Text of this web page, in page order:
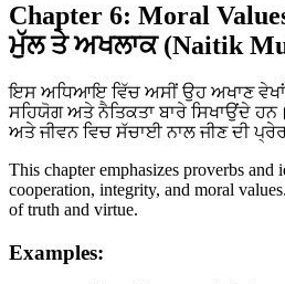
Chapter 6: Moral
ਮੁੱਲ ਤੇ ਅਖਲਾਕ (Naitik
ਇਸ ਅਧਿਆਇ ਵਿੱਚ ਅਸੀਂ ਉਹ ਅਖਾਣ
ਸਹਿਯੋਗ ਅਤੇ ਨੈਤਿਕਤਾ ਬਾਰੇ ਸਿਖਾਉਂਦੇ
ਅਤੇ ਜੀਵਨ ਵਿਚ ਸੱਚਾਈ ਨਾਲ ਜੀਣ ਦੀ
This chapter emphasizes proverbs and
cooperation, integrity, and moral
of truth and virtue.
Examples: